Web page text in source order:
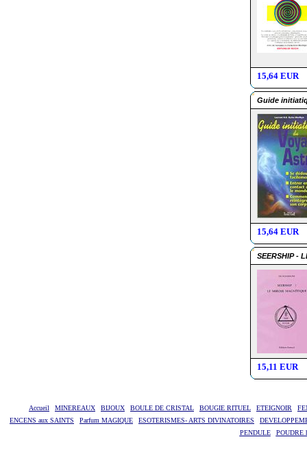
15,64 EUR
Guide
15,64 EUR
SEERSHIP -
15,11 EUR
Accueil MINEREAUX BIJOUX BOULE DE CRISTAL BOUGIE RITUEL ETEIGNOIR
ENCENS aux SAINTS
Parfum MAGIQUE ESOTERISMES- ARTS DIVINATOIRES
PENDULE
POUDRE